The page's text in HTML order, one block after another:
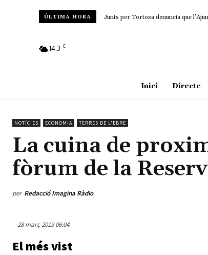
ÚLTIMA HORA Junts per Tortosa denuncia que
14.3 C
Inici Directe
NOTÍCIES ECONOMIA TERRES DE L'EBRE
La cuina de
fòrum de la
per Redacció Imagina Ràdio
28 març 2019 06:04
El més vist